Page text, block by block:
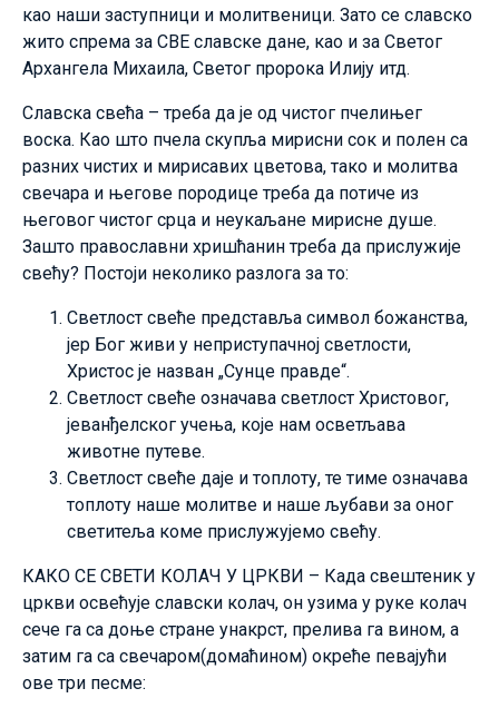
као наши заступници и молитвеници. Зато се славско
жито спрема за СВЕ славске дане, као и за Светог
Архангела Михаила, Светог пророка Илију итд.
Славска свећа – треба да је од чистог пчелињег
воска. Као што пчела скупља мирисни сок и полен са
разних чистих и мирисавих цветова, тако и молитва
свечара и његове породице треба да потиче из
његовог чистог срца и неукаљане мирисне душе.
Зашто православни хришћанин треба да прислужије
свећу? Постоји неколико разлога за то:
Светлост свеће представља символ божанства,
јер Бог живи у неприступачној светлости,
Христос је назван „Сунце правде“.
Светлост свеће означава светлост Христовог,
јеванђелског учења, које нам осветљава
животне путеве.
Светлост свеће даје и топлоту, те тиме означава
топлоту наше молитве и наше љубави за оног
светитеља коме прислужујемо свећу.
КАКО СЕ СВЕТИ КОЛАЧ У ЦРКВИ – Када свештеник у
цркви освећује славски колач, он узима у руке колач
сече га са доње стране унакрст, прелива га вином, а
затим га са свечаром(домаћином) окреће певајући
ове три песме: